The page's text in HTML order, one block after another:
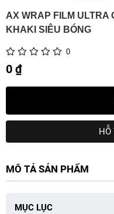
AX WRAP FILM ULTRA
KHAKI SIÊU BÓNG
0
0 ₫
HỖ
MÔ TẢ SẢN PHẨM
MỤC LỤC